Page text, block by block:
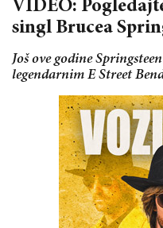
VIDEO:
singl Brucea
Još ove godine
legendarnim E Street